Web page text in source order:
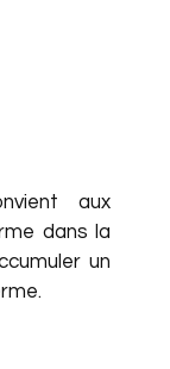
aux
dans la
un